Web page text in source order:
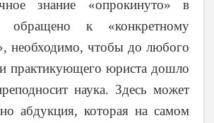
знание «опрокинуто» в
обращено к «конкретному
необходимо, чтобы до любого
практикующего юриста дошло
наука. Здесь может
абдукция, которая на самом